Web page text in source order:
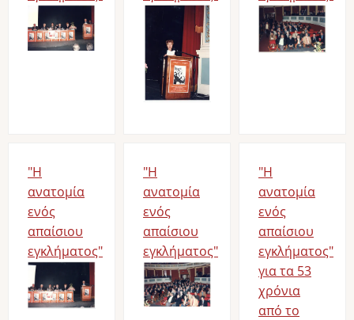
Image
Image
Image
"Η
ανατομία
ενός
απαίσιου
εγκλήματος"
Image
"Η
ανατομία
ενός
απαίσιου
εγκλήματος"
Image
"Η
ανατομία
ενός
απαίσιου
εγκλήματος"
για τα 53
χρόνια
από το